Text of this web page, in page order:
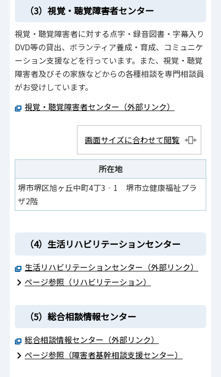
（3）視覚・聴覚障害者センター
視覚・聴覚障害者に対する点字・録音図書・字幕入り
DVD等の貸出、ボランティア養成・育成、コミュニケ
ーション支援などを行っています。また、視覚・聴覚
障害者及びその家族などからの各種相談を専門相談員
がお受けしています。
視覚・聴覚障害者センター（外部リンク）
画面サイズに合わせて閲覧
所在地
堺市堺区旭ヶ丘中町4丁3‐1 堺市立健康福祉プラ
ザ2階
（4）生活リハビリテーションセンター
生活リハビリテーションセンター（外部リンク）
ページ参照（リハビリテーション）
（5）総合相談情報センター
総合相談情報センター（外部リンク）
ページ参照（障害者基幹相談支援センター）